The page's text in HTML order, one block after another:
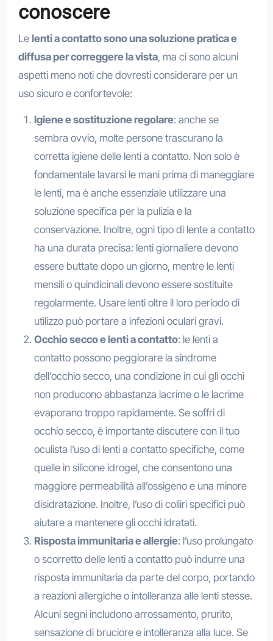
conoscere
Le lenti a contatto sono una soluzione pratica e
diffusa per correggere la vista, ma ci sono alcuni
aspetti meno noti che dovresti considerare per un
uso sicuro e confortevole:
Igiene e sostituzione regolare: anche se
sembra ovvio, molte persone trascurano la
corretta igiene delle lenti a contatto. Non solo è
fondamentale lavarsi le mani prima di maneggiare
le lenti, ma è anche essenziale utilizzare una
soluzione specifica per la pulizia e la
conservazione. Inoltre, ogni tipo di lente a contatto
ha una durata precisa: lenti giornaliere devono
essere buttate dopo un giorno, mentre le lenti
mensili o quindicinali devono essere sostituite
regolarmente. Usare lenti oltre il loro periodo di
utilizzo può portare a infezioni oculari gravi.
Occhio secco e lenti a contatto: le lenti a
contatto possono peggiorare la sindrome
dell’occhio secco, una condizione in cui gli occhi
non producono abbastanza lacrime o le lacrime
evaporano troppo rapidamente. Se soffri di
occhio secco, è importante discutere con il tuo
oculista l’uso di lenti a contatto specifiche, come
quelle in silicone idrogel, che consentono una
maggiore permeabilità all’ossigeno e una minore
disidratazione. Inoltre, l’uso di colliri specifici può
aiutare a mantenere gli occhi idratati.
Risposta immunitaria e allergie: l’uso prolungato
o scorretto delle lenti a contatto può indurre una
risposta immunitaria da parte del corpo, portando
a reazioni allergiche o intolleranza alle lenti stesse.
Alcuni segni includono arrossamento, prurito,
sensazione di bruciore e intolleranza alla luce. Se